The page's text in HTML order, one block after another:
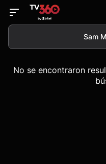
No se encontraron